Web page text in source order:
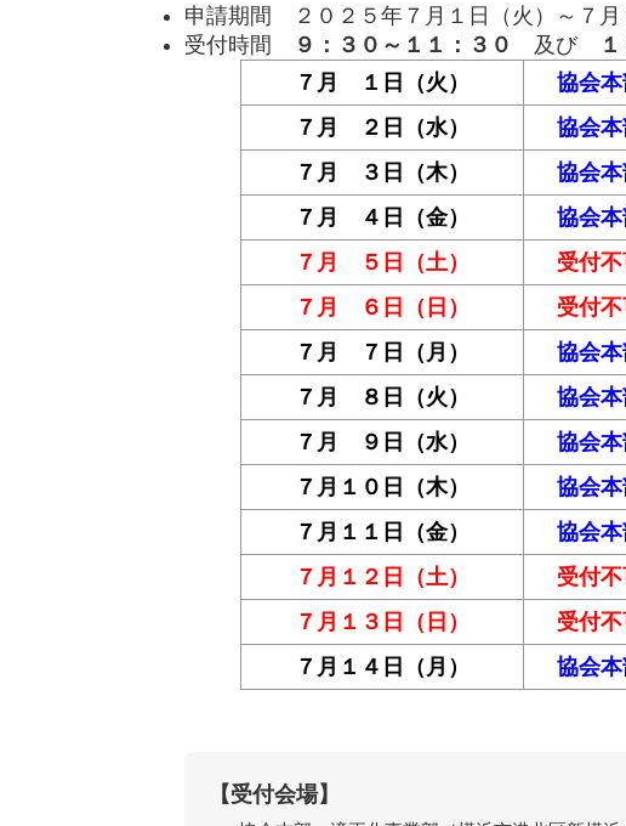
申請期間 ２０２５年７月１日（火）～７月
受付時間
９：３０～１１：３０ 及び
７月 １日（火）
協会
７月 ２日（水）
協会本
７月 ３日（木）
協会
７月 ４日（金）
協会
７月 ５日（土）
受付
７月 ６日（日）
受付
７月 ７日（月）
協会
７月 ８日（火）
協会
７月 ９日（水）
協会本
７月１０日（木）
協会本
７月１１日（金）
協会本
７月１２日（土）
受付
７月１３日（日）
受付
７月１４日（月）
協会本
【受付会場】